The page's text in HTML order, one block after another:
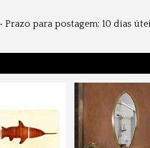
• Prazo para postagem: 10 dias